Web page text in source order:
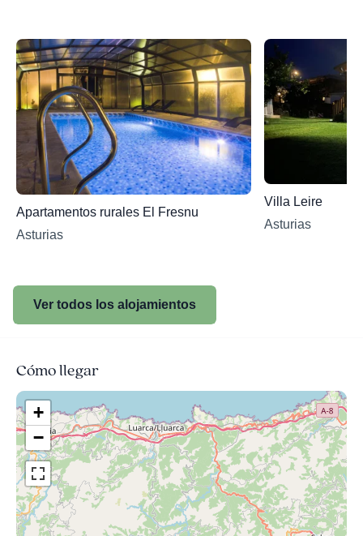
Apartamentos rurales El Fresnu
Asturias
Villa Leire
Asturias
Ver todos los alojamientos
Cómo llegar
+
−